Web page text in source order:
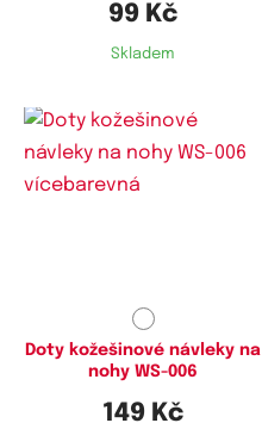
99 Kč
Skladem
Doty kožešinové návleky na
nohy WS-006
149 Kč